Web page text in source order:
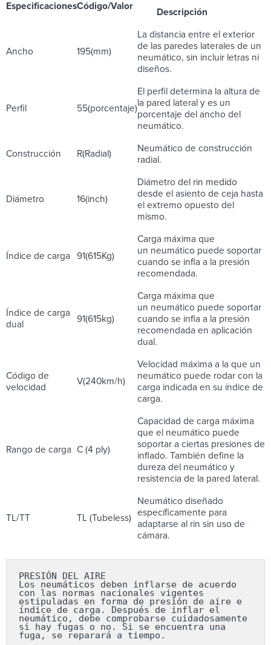
EspecificacionesCódigo/Valor
Descripción
Ancho 195(mm)
La distancia entre el exterior
de las paredes laterales de un
neumático, sin incluir letras ni
diseños.
Perfil 55(porcentaje)
El perfil determina la altura de
la pared lateral y es un
porcentaje del ancho del
neumático.
Construcción R(Radial)
Neumático de construcción
radial.
Diámetro 16(inch)
Diámetro del rin medido
desde el asiento de ceja hasta
el extremo opuesto del
mismo.
Índice de carga 91(615Kg)
Carga máxima que
un neumático puede soportar
cuando se infla a la presión
recomendada.
Índice de carga
dual
91(615kg)
Carga máxima que
un neumático puede soportar
cuando se infla a la presión
recomendada en aplicación
dual.
Código de
velocidad
V(240km/h)
Velocidad máxima a la que un
neumático puede rodar con la
carga indicada en su índice de
carga.
Rango de carga C (4 ply)
Capacidad de carga máxima
que el neumático puede
soportar a ciertas presiones de
inflado. También define la
dureza del neumático y
resistencia de la pared lateral.
TL/TT TL (Tubeless)
Neumático diseñado
específicamente para
adaptarse al rin sin uso de
cámara.
PRESIÓN DEL AIRE
Los neumáticos deben inflarse de acuerdo
con las normas nacionales vigentes
estipuladas en forma de presión de aire e
índice de carga. Después de inflar el
neumático, debe comprobarse cuidadosamente
si hay fugas o no. Si se encuentra una
fuga, se reparará a tiempo.